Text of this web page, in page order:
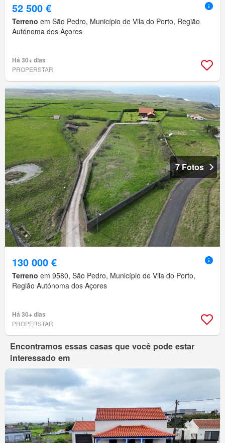
52 500 €
Terreno em São Pedro, Município de Vila do Porto, Região
Autónoma dos Açores
Há 30+ dias
PROPERSTAR
7 Fotos
130 000 €
Terreno em 9580, São Pedro, Município de Vila do Porto,
Região Autónoma dos Açores
Há 30+ dias
PROPERSTAR
Encontramos essas casas que você pode estar
interessado em